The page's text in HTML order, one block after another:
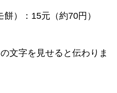
餅）：15元 （約70円）
文字を見せると伝わりま